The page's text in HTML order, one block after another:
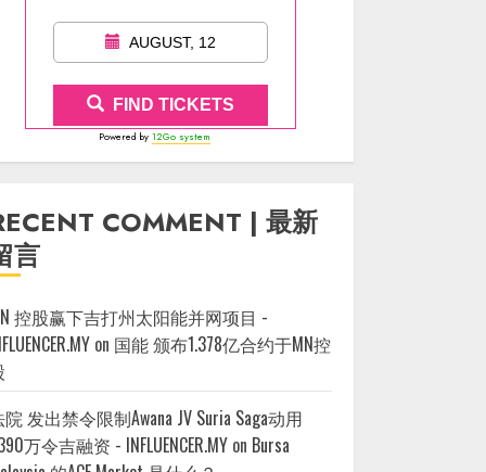
AUGUST, 12
FIND TICKETS
Powered by 12Go system
COMMENT | 最新
言
控股赢下吉打州太阳能并网项目 -
on 国能 颁布1.378亿合约于MN控
发出禁令限制Awana JV Suria Saga动用
万令吉融资 - INFLUENCER.MY on Bursa